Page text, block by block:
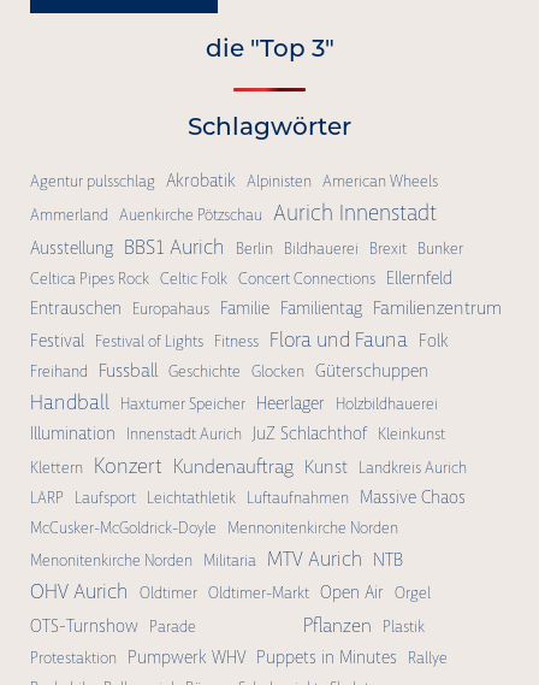
die "Top 3"
Schlagwörter
Agentur pulsschlag Akrobatik Alpinisten American Wheels
Ammerland Auenkirche Pötzschau Aurich Innenstadt
Ausstellung BBS1 Aurich Berlin Bildhauerei Brexit Bunker
Celtica Pipes Rock Celtic Folk Concert Connections Ellernfeld
Entrauschen
Europahaus Familie Familientag Familienzentrum
Festival Festival of Lights Fitness Flora und Fauna Folk
Freihand Fussball Geschichte Glocken Güterschuppen
Handball Haxtumer Speicher Heerlager Holzbildhauerei
Illumination Innenstadt Aurich JuZ Schlachthof Kleinkunst
Klettern
Konzert Kundenauftrag Kunst Landkreis Aurich
LARP Laufsport Leichtathletik Luftaufnahmen Massive Chaos
McCusker-McGoldrick-Doyle
Mennonitenkirche Norden
Menonitenkirche Norden
Militaria MTV Aurich NTB
OHV Aurich Oldtimer Oldtimer-Markt Open Air Orgel
OTS-Turnshow Parade Pflanzen
Plastik
Protestaktion
Pumpwerk WHV Puppets in Minutes
Rallye